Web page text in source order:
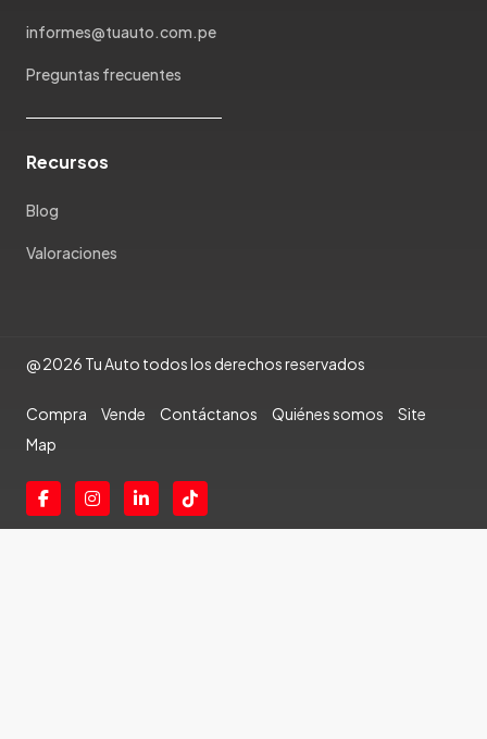
informes@tuauto.com.pe
Preguntas frecuentes
Recursos
Blog
Valoraciones
@ 2026 Tu Auto todos los derechos reservados
Compra Vende Contáctanos Quiénes somos
Site
Map